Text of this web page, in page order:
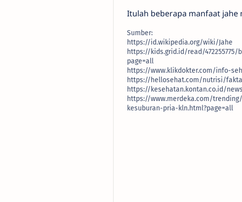
Itulah beberapa manfaat jahe
Sumber:
https://id.wikipedia.org/wiki/Jahe
https://kids.grid.id/read/
page=all
https://www.klikdokter.com/info-
https://hellosehat.com/nutrisi/
https://kesehatan.kontan.co.id/
https://www.merdeka.com/
kesuburan-pria-kln.html?page=all